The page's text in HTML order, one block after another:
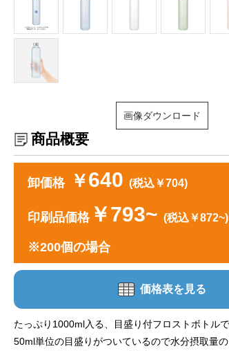
画像ダウンロード
商品概要
卸価格 ￥640 (税込￥704)
印刷品価格￥793~ (税込￥872~)
※200個の場合
価格表を見る
たっぷり1000ml入る、目盛り付フロストボトルで
50ml単位の目盛りがついているので水分摂取量